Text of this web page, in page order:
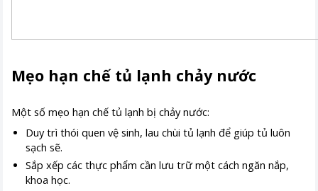
Mẹo hạn chế tủ lạnh chảy nước
Một số mẹo hạn chế tủ lạnh bị chảy nước:
Duy trì thói quen vệ sinh, lau chùi tủ lạnh để giúp tủ luôn
sạch sẽ.
Sắp xếp các thực phẩm cần lưu trữ một cách ngăn nắp,
khoa học.